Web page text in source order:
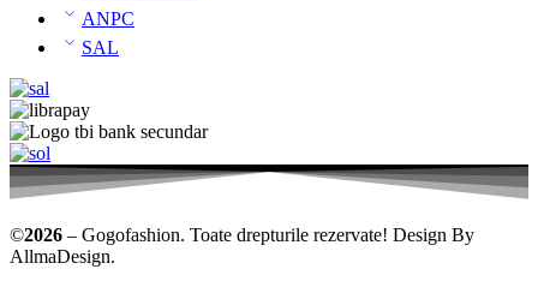
ANPC
SAL
©2026 – Gogofashion. Toate drepturile rezervate! Design By
AllmaDesign.